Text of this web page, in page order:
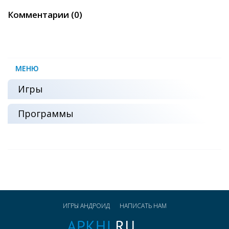
Комментарии (0)
МЕНЮ
Игры
Программы
ИГРЫ АНДРОИД НАПИСАТЬ НАМ